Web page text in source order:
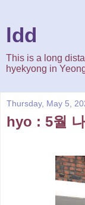
ldd
This is a long
hyekyong in
Thursday, May 5,
hyo : 5월